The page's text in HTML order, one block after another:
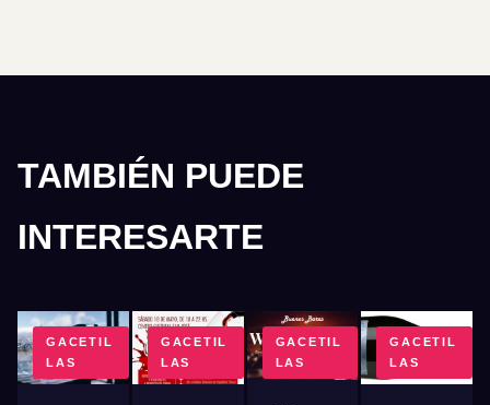
TAMBIÉN PUEDE
INTERESARTE
GACETIL
LAS
GACETIL
LAS
GACETIL
LAS
GACETIL
LAS